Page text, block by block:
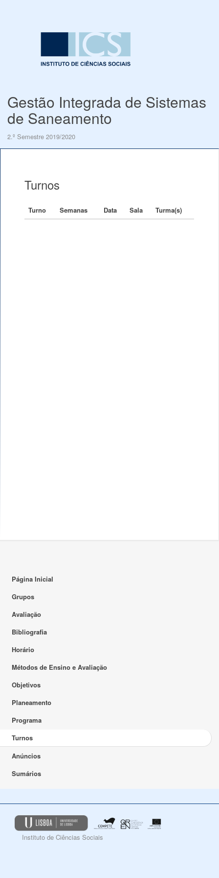
Gestão Integrada de Sistemas
de Saneamento
2.º Semestre 2019/2020
Turnos
Turno Semanas Data Sala Turma(s)
Página Inicial
Grupos
Avaliação
Bibliografia
Horário
Métodos de Ensino e Avaliação
Objetivos
Planeamento
Programa
Turnos
Anúncios
Sumários
Instituto de Ciências Sociais